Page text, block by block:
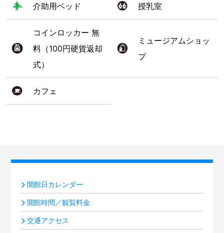
介助用ベッド 授乳室
コインロッカー 無
料（100円硬貨返却
式）
ミュージアムショッ
プ
カフェ
開館日カレンダー
開館時間／観覧料金
交通アクセス